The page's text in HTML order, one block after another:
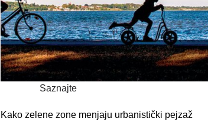
Saznajte
Kako zelene zone menjaju urbanistički pejzaž